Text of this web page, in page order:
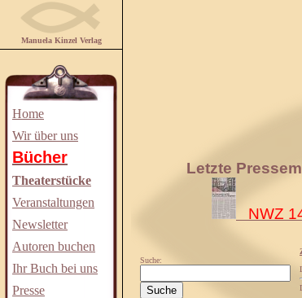
Manuela Kinzel Verlag
Home
Wir über uns
Bücher
Theaterstücke
Veranstaltungen
Newsletter
Autoren buchen
Ihr Buch bei uns
Presse
Letzte
NWZ
Suche: